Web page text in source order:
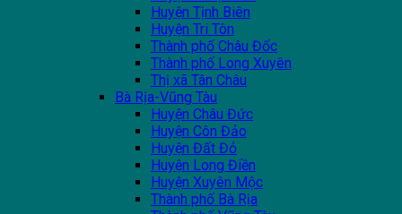
Huyện Tịnh Biên
Huyện Tri Tôn
Thành phố Châu Đốc
Thành phố Long Xuyên
Thị xã Tân Châu
Bà Rịa-Vũng Tàu
Huyện Châu Đức
Huyện Côn Đảo
Huyện Đất Đỏ
Huyện Long Điền
Huyện Xuyên Mộc
Thành phố Bà Rịa